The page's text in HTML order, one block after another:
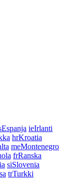
Espanja ieIrlanti
hrKroatia
meMontenegro
frRanska
siSlovenia
trTurkki